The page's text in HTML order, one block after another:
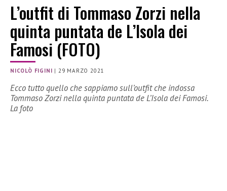
L’outfit di Tommaso Zorzi nella
quinta puntata de L’Isola dei
Famosi (FOTO)
NICOLÒ FIGINI | 29 MARZO 2021
Ecco tutto quello che sappiamo sull’outfit che indossa
Tommaso Zorzi nella quinta puntata de L’Isola dei Famosi.
La foto